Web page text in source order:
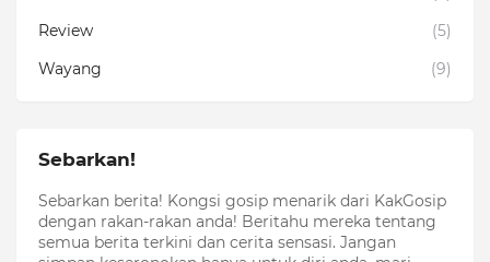
Review
(5)
Wayang
(9)
Sebarkan!
Sebarkan berita! Kongsi gosip menarik dari KakGosip
dengan rakan-rakan anda! Beritahu mereka tentang
semua berita terkini dan cerita sensasi. Jangan